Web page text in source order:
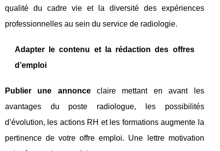
qualité du cadre vie et la diversité des expériences
professionnelles au sein du service de radiologie.
Adapter le contenu et la rédaction des offres
d’emploi
Publier une annonceclaire mettant en avant les
avantages du poste radiologue, les possibilités
d’évolution, les actions RH et les formations augmente la
pertinence de votre offre emploi. Une lettre motivation